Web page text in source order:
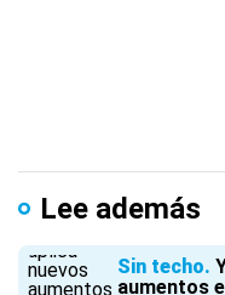
Lee además
Sin techo
aumentos